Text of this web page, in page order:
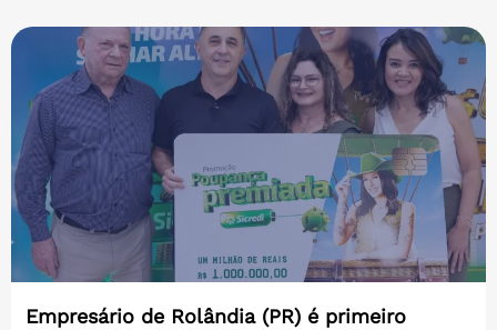
Empresário de Rolândia (PR) é primeiro